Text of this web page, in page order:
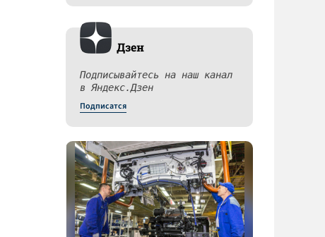
Дзен
Подписывайтесь на наш канал
в Яндекс.Дзен
Подписатся